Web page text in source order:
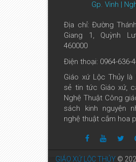
Gp. Vinh |
Địa chỉ: Đường
Giang 1, Quỳnh
460000
Điện thoại: 0964-636-
Giáo xứ Lộc Thủy là
sẻ tin tức Giáo xứ,
Nghệ Thuật Công
sách kinh nguyện
nghệ thuật cắm hoa
GIÁO XỨ LỘC THỦY ©